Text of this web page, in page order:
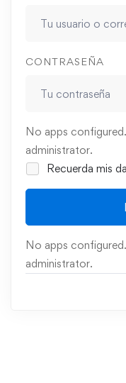
CONTRASEÑA
No apps
administrator.
Recuerda mis
No apps
administrator.